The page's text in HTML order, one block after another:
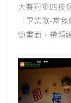
大賽冠軍四技
「畢業歌-當
憶畫面，帶領